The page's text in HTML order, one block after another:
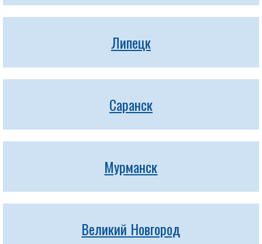
Липецк
Саранск
Мурманск
Великий Новгород